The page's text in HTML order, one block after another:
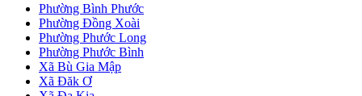
Phường Bình Phước
Phường Đồng Xoài
Phường Phước Long
Phường Phước Bình
Xã Bù Gia Mập
Xã Đăk Ơ